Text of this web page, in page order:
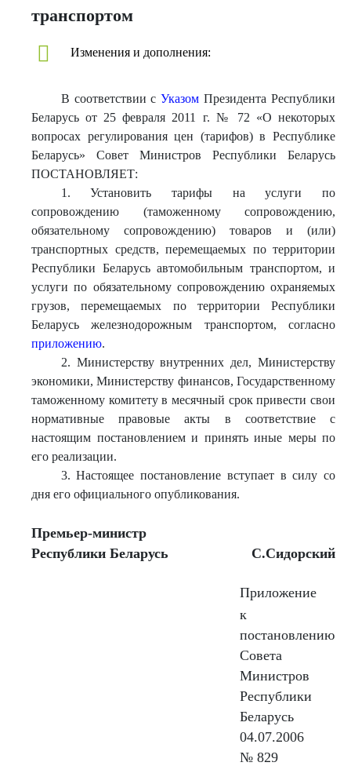
транспортом
Изменения и дополнения:
В соответствии сУказом Президента Республики
Беларусь от 25 февраля 2011 г. № 72 «О некоторых
вопросах регулирования цен (тарифов) в Республике
Беларусь» Совет Министров Республики Беларусь
ПОСТАНОВЛЯЕТ:
1. Установить тарифы на услуги по
сопровождению (таможенному сопровождению,
обязательному сопровождению) товаров и (или)
транспортных средств, перемещаемых по территории
Республики Беларусь автомобильным транспортом, и
услуги по обязательному сопровождению охраняемых
грузов, перемещаемых по территории Республики
Беларусь железнодорожным транспортом, согласно
приложению.
2. Министерству внутренних дел, Министерству
экономики, Министерству финансов, Государственному
таможенному комитету в месячный срок привести свои
нормативные правовые акты в соответствие с
настоящим постановлением и принять иные меры по
его реализации.
3. Настоящее постановление вступает в силу со
дня его официального опубликования.
Премьер-министр
Республики Беларусь
С.Сидорский
Приложение
к
постановлению
Совета
Министров
Республики
Беларусь
04.07.2006
№ 829